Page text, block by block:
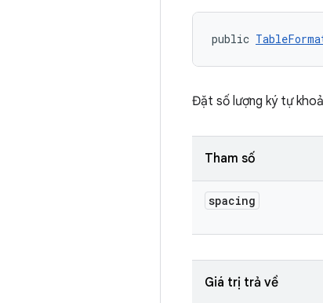
public
Đặt số lượng ký tự
Tham số
spacing
Giá trị trả về